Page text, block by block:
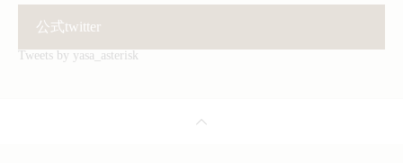
公式twitter
Tweets by yasa_asterisk